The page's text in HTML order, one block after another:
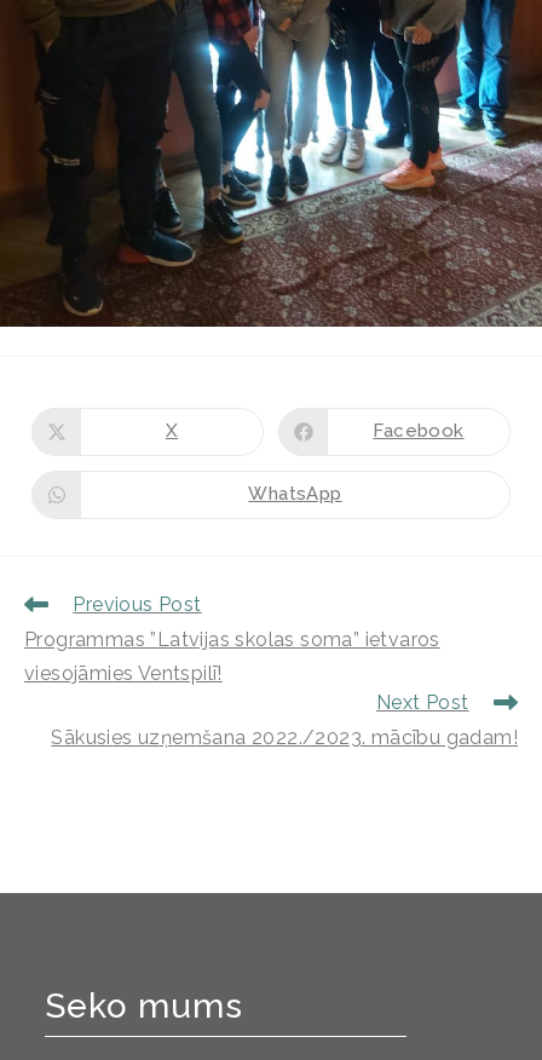
X Facebook
WhatsApp
Previous Post
Programmas ”Latvijas skolas soma” ietvaros
viesojāmies Ventspilī!
Next Post
Sākusies uzņemšana 2022./2023. mācību gadam!
Seko mums